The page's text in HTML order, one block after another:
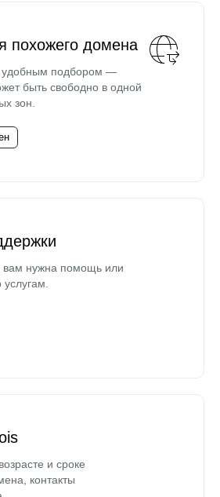
похожего домена
удобным подбором —
быть свободно в одной
зон.
вам нужна помощь или
и сроке
контакты